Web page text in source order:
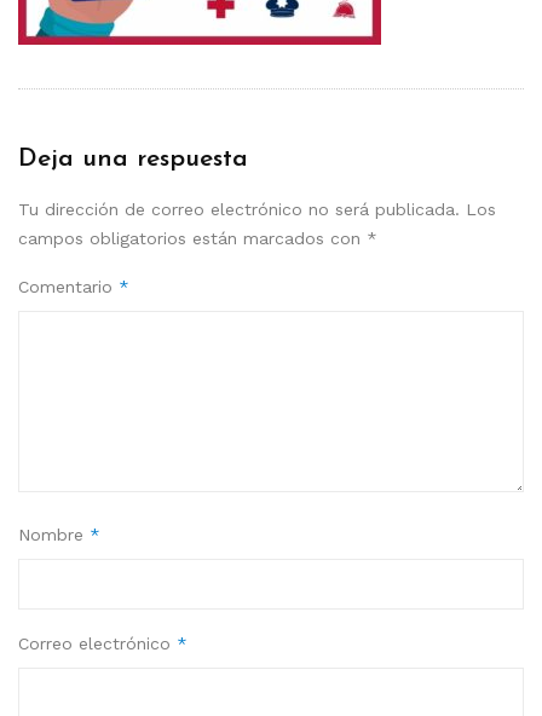
Deja una respuesta
Tu dirección de correo electrónico no será publicada. Los
campos obligatorios están marcados con *
Comentario *
Nombre *
Correo electrónico *